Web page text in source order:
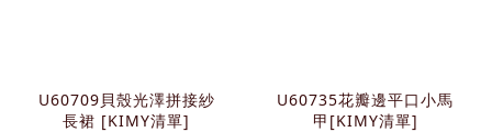
U60709貝殼光澤拼接紗
長裙 [KIMY清單]
U60735花瓣邊平口小馬
甲[KIMY清單]